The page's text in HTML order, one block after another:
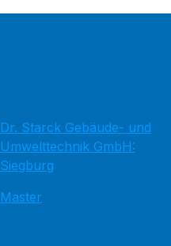
Dr. Starck Gebäude- und
Umwelttechnik GmbH:
Siegburg
Master